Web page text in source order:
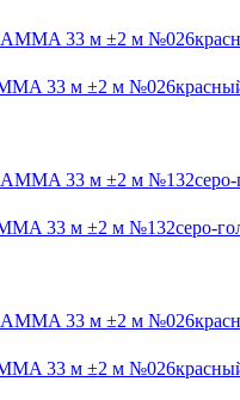
33 м ±2 м
33 м ±2 м №132серо-
33 м ±2 м